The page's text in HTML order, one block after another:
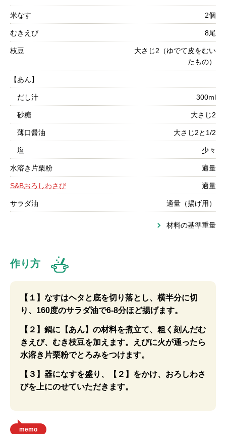
米なす 2個
むきえび 8尾
枝豆
大さじ2（ゆでて皮をむい
たもの）
【あん】
だし汁 300ml
砂糖 大さじ2
薄口醤油 大さじ2と1/2
塩 少々
水溶き片栗粉 適量
S&Bおろしわさび 適量
サラダ油 適量（揚げ用）
材料の基準重量
作り方
【１】なすはヘタと底を切り落とし、横半分に切
り、160度のサラダ油で6-8分ほど揚げます。
【２】鍋に【あん】の材料を煮立て、粗く刻んだむ
きえび、むき枝豆を加えます。えびに火が通ったら
水溶き片栗粉でとろみをつけます。
【３】器になすを盛り、【２】をかけ、おろしわさ
びを上にのせていただきます。
memo